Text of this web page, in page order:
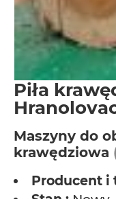
Piła
Maszyny do
krawędziowa
Producent i